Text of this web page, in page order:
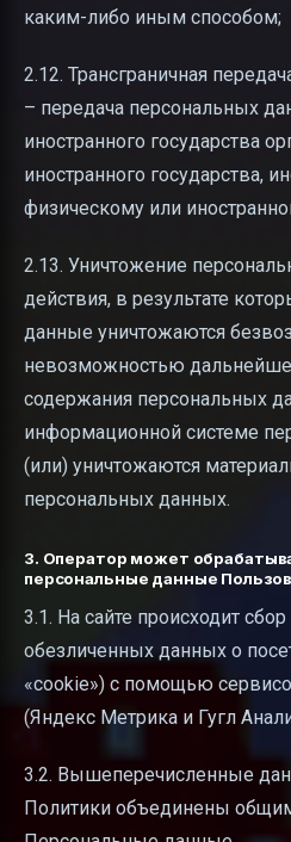
каким-либо иным способом;
2.12. Трансграничная
– передача персональных
иностранного государства
иностранного государства,
физическому или
2.13. Уничтожение
действия, в результате
данные уничтожаются
невозможностью
содержания персональных
информационной системе
(или) уничтожаются
персональных данных.
3. Оператор может
персональные данные
3.1. На сайте происходит
обезличенных данных о
«cookie») с помощью
(Яндекс Метрика и Гугл
3.2. Вышеперечисленные
Политики объединены